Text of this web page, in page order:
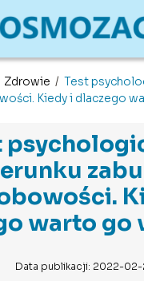
Zdrowie / Test
Kiedy i dlaczego
warto go
Data publikacji: 2022-02-